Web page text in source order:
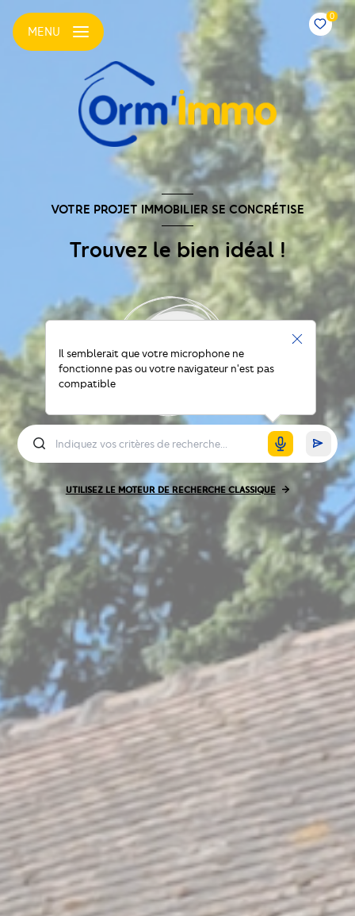
0
MENU
VOTRE PROJET IMMOBILIER SE CONCRÉTISE
Trouvez le bien idéal !
Il semblerait que votre microphone ne
fonctionne pas ou votre navigateur n'est pas
compatible
UTILISEZ LE MOTEUR DE RECHERCHE CLASSIQUE